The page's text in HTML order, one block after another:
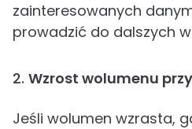
zainteresowanych
prowadzić do dalszych
2. Wzrost wolumenu
Jeśli wolumen wzrasta,